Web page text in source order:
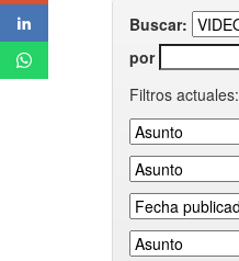
Buscar:
por
Filtros actuales: